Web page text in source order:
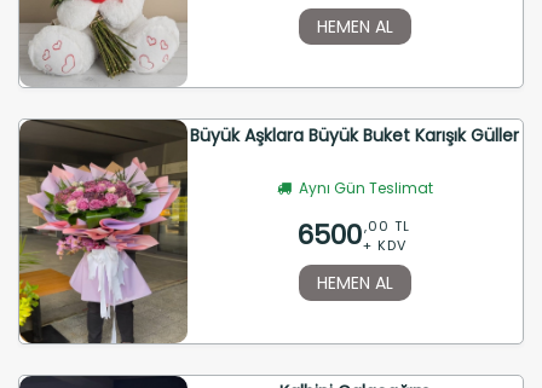
HEMEN AL
Büyük Aşklara Büyük Buket Karışık Güller
Aynı Gün Teslimat
6500,00 TL
+ KDV
HEMEN AL